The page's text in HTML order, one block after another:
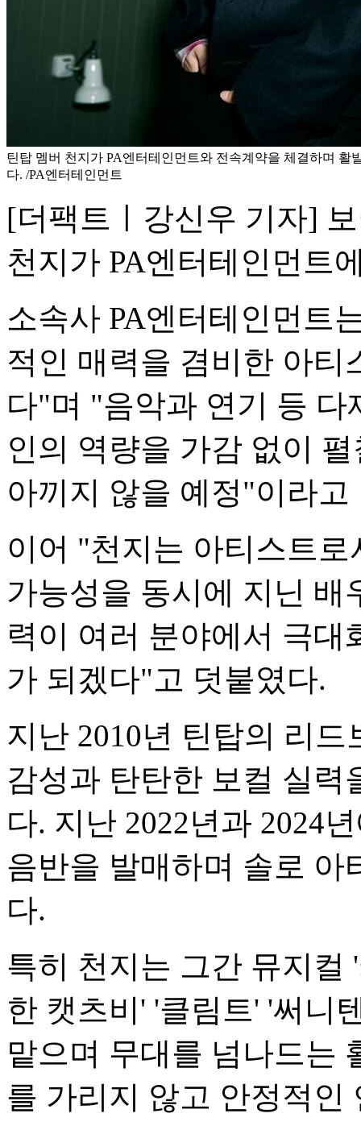
틴탑 멤버 천지가 PA엔터테인먼트와 전속계약을 체결하며 활
다. /PA엔터테인먼트
[더팩트ㅣ강신우 기자]
천지가 PA엔터테인먼트
소속사 PA엔터테인먼트
적인 매력을 겸비한 아티
다"며 "음악과 연기 등
인의 역량을 가감 없이
아끼지 않을 예정"이라고
이어 "천지는 아티스트
가능성을 동시에 지닌
력이 여러 분야에서 극
가 되겠다"고 덧붙였다.
지난 2010년 틴탑의 리
감성과 탄탄한 보컬 실력
다. 지난 2022년과 2024
음반을 발매하며 솔로 아
다.
특히 천지는 그간 뮤지컬
한 캣츠비' '클림트' '써니
맡으며 무대를 넘나드는
를 가리지 않고 안정적인